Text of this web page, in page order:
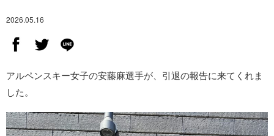
2026.05.16
アルペンスキー女子の安藤麻選手が、引退の報告に来てくれま
した。